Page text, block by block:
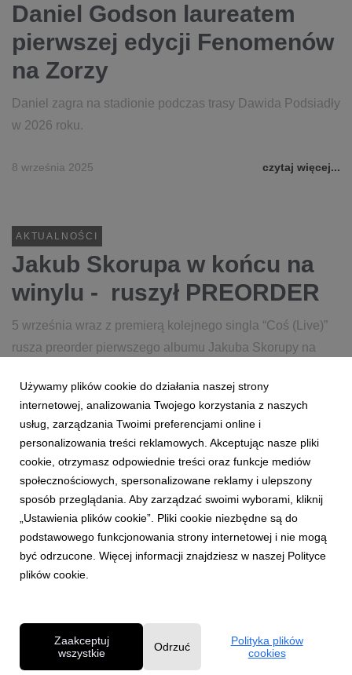
Daniel Godson laureatem
pierwszej edycji Fenomenów
na Zorzy
Daniel zagra na stadionie podczas trasy Dawida Podsiadły
w 2026 roku.
8 września 2025 czytaj więcej...
AKTUALNOŚCI
Jakub Skorupa w końcu na
winylu - ruszył PREORDER
5 września wraz z premierą kolejnego singla “Coś (Live)”
rusza preorder pierwszego albumu Jakuba Skorupy na
5 września 2025 czytaj więcej...
3 4 5 6 7 8 9
Polityka prywatności
Używamy plików cookie do działania naszej strony
internetowej, analizowania Twojego korzystania z naszych
usług, zarządzania Twoimi preferencjami online i
personalizowania treści reklamowych. Akceptując nasze pliki
cookie, otrzymasz odpowiednie treści oraz funkcje mediów
społecznościowych, spersonalizowane reklamy i ulepszony
sposób przeglądania. Aby zarządzać swoimi wyborami, kliknij
„Ustawienia plików cookie”. Pliki cookie niezbędne są do
podstawowego funkcjonowania strony internetowej i nie mogą
być odrzucone. Więcej informacji znajdziesz w naszej Polityce
plików cookie.
Zaakceptuj
wszystkie
Odrzuć
Polityka plików
cookies